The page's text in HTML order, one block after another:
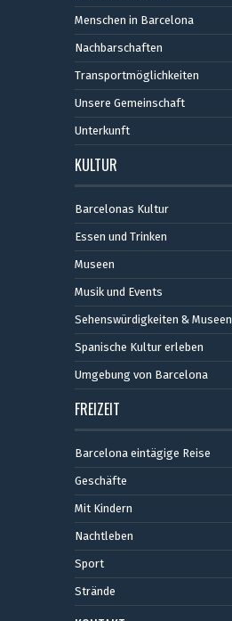
Menschen in Barcelona
Nachbarschaften
Transportmöglichkeiten
Unsere Gemeinschaft
Unterkunft
KULTUR
Barcelonas Kultur
Essen und Trinken
Museen
Musik und Events
Sehenswürdigkeiten & Museen
Spanische Kultur erleben
Umgebung von Barcelona
FREIZEIT
Barcelona eintägige Reise
Geschäfte
Mit Kindern
Nachtleben
Sport
Strände